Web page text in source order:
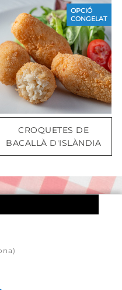
CROQUETES DE
BACALLÀ D'ISLÀNDIA
OPCIÓ
CONGELAT